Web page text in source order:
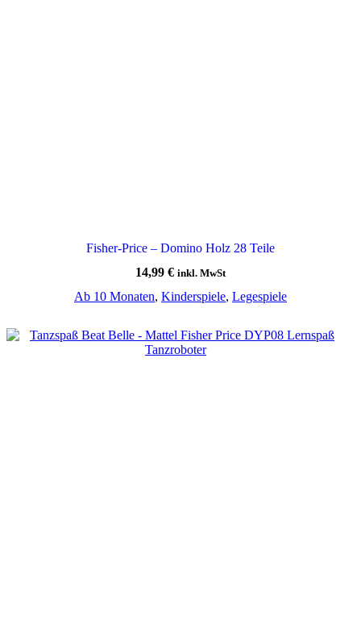
Fisher-Price – Domino Holz 28 Teile
14,99 € inkl. MwSt
Ab 10 Monaten, Kinderspiele, Legespiele